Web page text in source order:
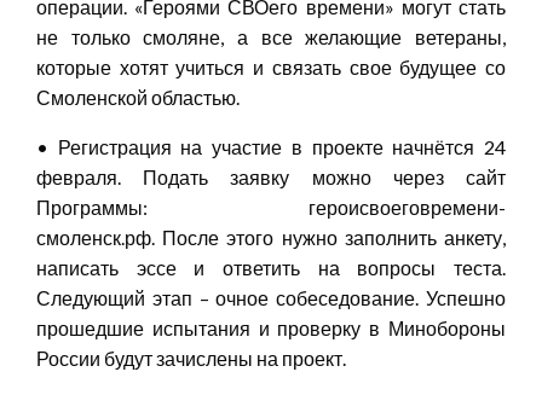
операции. «Героями СВОего времени» могут стать
не только смоляне, а все желающие ветераны,
которые хотят учиться и связать свое будущее со
Смоленской областью.
• Регистрация на участие в проекте начнётся 24
февраля. Подать заявку можно через сайт
Программы: героисвоеговремени-
смоленск.рф. После этого нужно заполнить анкету,
написать эссе и ответить на вопросы теста.
Следующий этап – очное собеседование. Успешно
прошедшие испытания и проверку в Минобороны
России будут зачислены на проект.